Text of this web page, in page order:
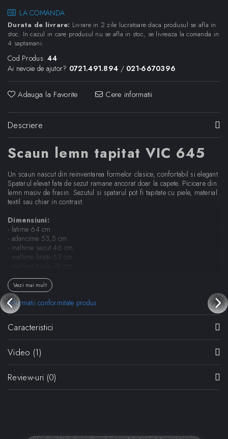
LA COMANDA
Durata de livrare: Livrare in 2 zile lucratoare daca produsul se afla in
stoc. In cazul in care produsul nu se afla in stoc, se livreaza la comanda in
4 saptamani.
Cod Produs: 44
Ai nevoie de ajutor? 0721.491.894 / 021-6670396
Adauga la Favorite Cere informatii
Descriere
Scaun lemn tapitat VIC 645
Un scaun nascut din reinventarea formelor clasice, confortabil si elegant.
Spatarul elevat fata de sezut ramane ancorat doar la capete. Picioare din
lemn masiv de frasin. Sezutul si spatarul pot fi tapitate cu piele, material
textil sau chiar in contrast.
Dimensiuni:
- latime 64 cm
- adancime 53,5 cm
- inaltime sezut 46 cm
- inaltime brate 63 cm
Designer:Patrick Norguet
Vezi mai mult
Informatii conformitate produs
Caracteristici
Video (1)
Review-uri (0)